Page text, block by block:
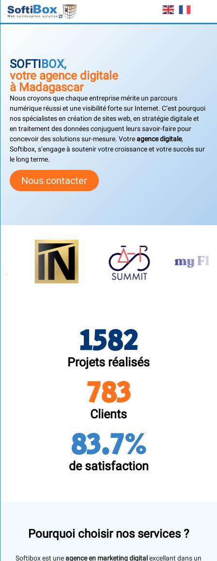
SOFTI BOX,
votre agence digitale
à Madagascar
Nous croyons que chaque entreprise mérite un parcours
numérique réussi et une visibilité forte sur Internet. C’est pourquoi
nos spécialistes en création de sites web, en stratégie digitale et
en traitement des données conjuguent leurs savoir-faire pour
concevoir des solutions sur-mesure. Votreagence digitale,
Softibox, s’engage à soutenir votre croissance et votre succès sur
le long terme.
Nous contacter
1582
Projets réalisés
783
Clients
83.7%
de satisfaction
Pourquoi choisir nos services ?
Softibox est uneagence en marketing digital excellant dans un